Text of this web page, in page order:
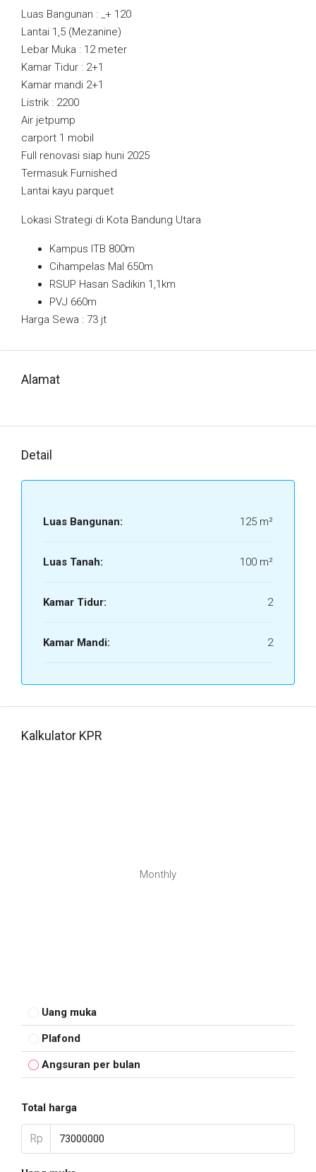
Luas Bangunan : _+ 120
Lantai 1,5 (Mezanine)
Lebar Muka : 12 meter
Kamar Tidur : 2+1
Kamar mandi 2+1
Listrik : 2200
Air jetpump
carport 1 mobil
Full renovasi siap huni 2025
Termasuk Furnished
Lantai kayu parquet
Lokasi Strategi di Kota Bandung Utara
Kampus ITB 800m
Cihampelas Mal 650m
RSUP Hasan Sadikin 1,1km
PVJ 660m
Harga Sewa : 73 jt
Alamat
Detail
Luas Bangunan: 125 m²
Luas Tanah: 100 m²
Kamar Tidur: 2
Kamar Mandi: 2
Kalkulator KPR
Monthly
Uang muka
Plafond
Angsuran per bulan
Total harga
Rp